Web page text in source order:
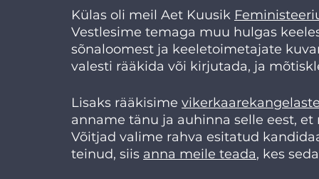
Külas oli meil Aet Kuusik
Vestlesime temaga muu hulgas
sõnaloomest ja keeletoimetajate
valesti rääkida või kirjutada, ja
Lisaks rääkisime
anname tänu ja auhinna selle eest,
Võitjad valime rahva esitatud
teinud, siis anna meile teada, kes